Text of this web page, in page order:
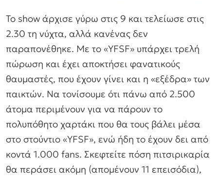
Το show άρχισε γύρω στις 9 και τελείωσε στις
2.30 τη νύχτα, αλλά κανένας δεν
παραπονέθηκε. Με το «YFSF» υπάρχει τρελή
πώρωση και έχει αποκτήσει φανατικούς
θαυμαστές, που έχουν γίνει και η «εξέδρα» των
παικτών. Να τονίσουμε ότι πάνω από 2.500
άτομα περιμένουν για να πάρουν το
πολυπόθητο χαρτάκι που θα τους βάλει μέσα
στο στούντιο «YFSF», ενώ ήδη το έχουν δει από
κοντά 1.000 fans. Σκεφτείτε πόση πιτσιρικαρία
θα περάσει ακόμη (απομένουν 11 επεισόδια),